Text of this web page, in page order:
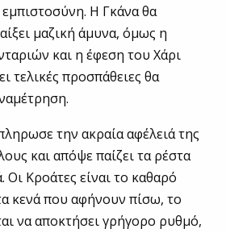
εμπιστοσύνη. Η Γκάνα θα
μαζική άμυνα, όμως η
και η έφεση του Χάρι
τελικές προσπάθειες θα
την ακραία αφέλειά της
και απόψε παίζει τα ρέστα
Οι Κροάτες είναι το καθαρό
κενά που αφήνουν πίσω, το
να αποκτήσει γρήγορο ρυθμό,